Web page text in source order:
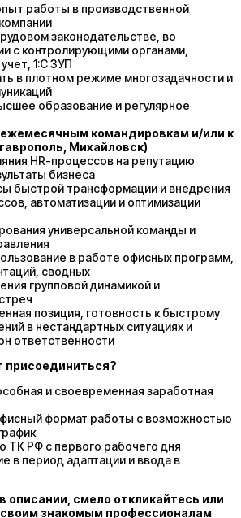
работы в производственной
законодательстве, во
с контролирующими органами,
1:С ЗУП
в плотном режиме многозадачности и
образование и регулярное
ежемесячным командировкам и/или к
Михайловск)
HR-процессов на репутацию
бизнеса
быстрой трансформации и внедрения
автоматизации и оптимизации
универсальной команды и
в работе офисных программ,
сводных
групповой динамикой и
позиция, готовность к быстрому
в нестандартных ситуациях и
ответственности
присоединиться?
и своевременная заработная
формат работы с возможностью
ТК РФ с первого рабочего дня
в период адаптации и ввода в
описании, смело откликайтесь или
знакомым профессионалам